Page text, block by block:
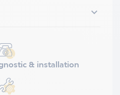

& installation